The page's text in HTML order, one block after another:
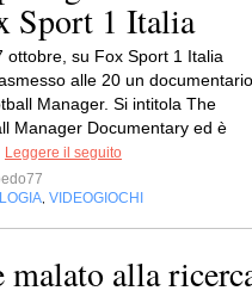
Sport 1 Italia
ottobre, su Fox Sport 1 Italia
alle 20 un documentario
Manager. Si intitola The
Manager Documentary ed è
Leggere il seguito
, VIDEOGIOCHI
malato alla